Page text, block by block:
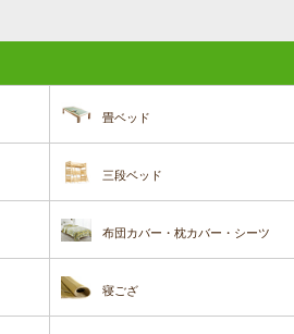
畳ベッド
三段ベッド
布団カバー・枕カバー・シーツ
寝ござ